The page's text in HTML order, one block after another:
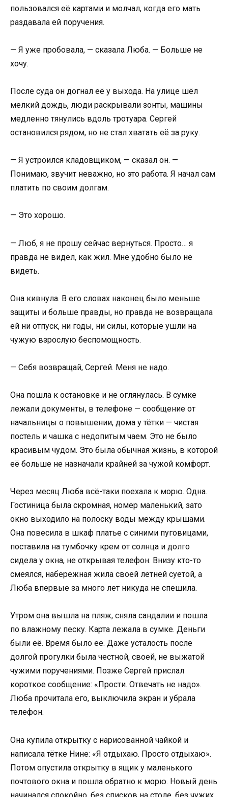
пользовался её картами и молчал, когда его мать
раздавала ей поручения.
— Я уже пробовала, — сказала Люба. — Больше не
хочу.
После суда он догнал её у выхода. На улице шёл
мелкий дождь, люди раскрывали зонты, машины
медленно тянулись вдоль тротуара. Сергей
остановился рядом, но не стал хватать её за руку.
— Я устроился кладовщиком, — сказал он. —
Понимаю, звучит неважно, но это работа. Я начал сам
платить по своим долгам.
— Это хорошо.
— Люб, я не прошу сейчас вернуться. Просто… я
правда не видел, как жил. Мне удобно было не
видеть.
Она кивнула. В его словах наконец было меньше
защиты и больше правды, но правда не возвращала
ей ни отпуск, ни годы, ни силы, которые ушли на
чужую взрослую беспомощность.
— Себя возвращай, Сергей. Меня не надо.
Она пошла к остановке и не оглянулась. В сумке
лежали документы, в телефоне — сообщение от
начальницы о повышении, дома у тётки — чистая
постель и чашка с недопитым чаем. Это не было
красивым чудом. Это была обычная жизнь, в которой
её больше не назначали крайней за чужой комфорт.
Через месяц Люба всё-таки поехала к морю. Одна.
Гостиница была скромная, номер маленький, зато
окно выходило на полоску воды между крышами.
Она повесила в шкаф платье с синими пуговицами,
поставила на тумбочку крем от солнца и долго
сидела у окна, не открывая телефон. Внизу кто-то
смеялся, набережная жила своей летней суетой, а
Люба впервые за много лет никуда не спешила.
Утром она вышла на пляж, сняла сандалии и пошла
по влажному песку. Карта лежала в сумке. Деньги
были её. Время было её. Даже усталость после
долгой прогулки была честной, своей, не выжатой
чужими поручениями. Позже Сергей прислал
короткое сообщение: «Прости. Отвечать не надо».
Люба прочитала его, выключила экран и убрала
телефон.
Она купила открытку с нарисованной чайкой и
написала тётке Нине: «Я отдыхаю. Просто отдыхаю».
Потом опустила открытку в ящик у маленького
почтового окна и пошла обратно к морю. Новый день
начинался спокойно, без списков на столе, без чужих